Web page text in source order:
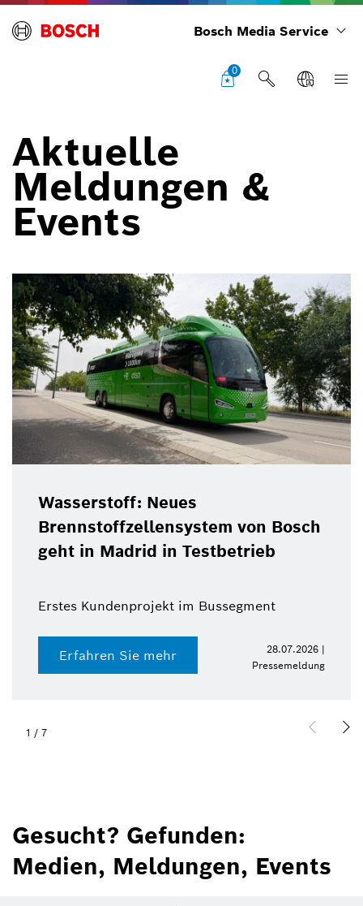
Bosch Media Service
0
Aktuelle
Meldungen &
Events
Wasserstoff: Neues
Brennstoffzellensystem von Bosch
geht in Madrid in Testbetrieb
Erstes Kundenprojekt im Bussegment
Erfahren Sie mehr
28.07.2026 |
Pressemeldung
1 / 7
Gesucht? Gefunden:
Medien, Meldungen, Events